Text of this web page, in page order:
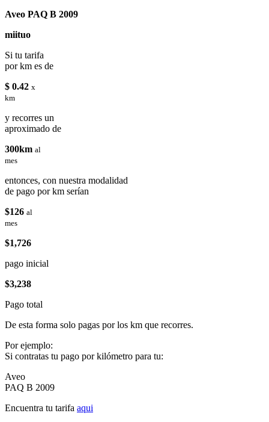
Aveo PAQ B 2009
miituo
Si tu tarifa
por km es de
$ 0.42 x
km
y recorres un
aproximado de
300km al
mes
entonces, con nuestra modalidad
de pago por km serían
$126 al
mes
$1,726
pago inicial
$3,238
Pago total
De esta forma solo pagas por los km que recorres.
Por ejemplo:
Si contratas tu pago por kilómetro para tu:
Aveo
PAQ B 2009
Encuentra tu tarifa aqui